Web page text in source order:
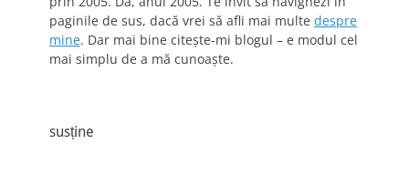
paginile de sus, dacă vrei să afli mai multe despre
mine. Dar mai bine citește-mi blogul – e modul cel
mai simplu de a mă cunoaște.
susține